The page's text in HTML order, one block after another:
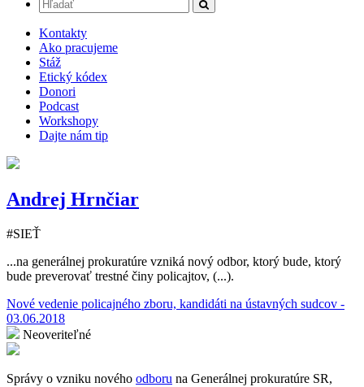
Kontakty
Ako pracujeme
Stáž
Etický kódex
Donori
Podcast
Workshopy
Dajte nám tip
Andrej Hrnčiar
#SIEŤ
...na generálnej prokuratúre vzniká nový odbor, ktorý bude, ktorý
bude preverovať trestné činy policajtov, (...).
Nové vedenie policajného zboru, kandidáti na ústavných sudcov -
03.06.2018
Neoveriteľné
Správy o vzniku nového odboru na Generálnej prokuratúre SR,